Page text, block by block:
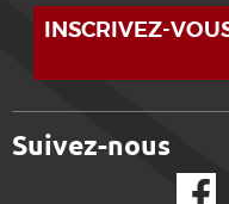
INSCRIVEZ-
Suivez-nous